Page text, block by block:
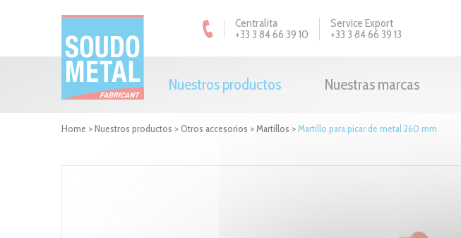
Centralita
+33 3 84 66 39 10
Service Export
+33 3 84 66 39 13
Nuestros productos Nuestras marcas
Home >Nuestros productos > Otros accesorios >Martillos >Martillo para picar de metal 260 mm